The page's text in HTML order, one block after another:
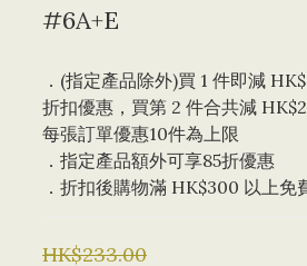
#6A+E
．(指定產品除外)買 1 件即減
折扣優惠，買第 2 件合共減
每張訂單優惠10件為上限
．指定產品額外可享85折優惠
．折扣後購物滿 HK$300 以上免
HK$233.00